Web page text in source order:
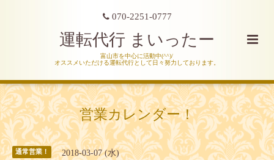
070-2251-0777
運転代行 まいったー
富山市を中心に活動中(^^)/
オススメいただける運転代行として日々努力しております。
営業カレンダー！
通常営業！ 2018-03-07 (水)